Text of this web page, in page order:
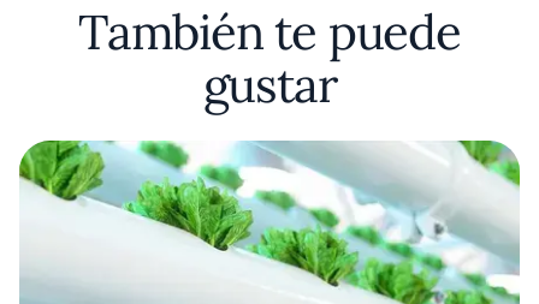
También te puede
gustar